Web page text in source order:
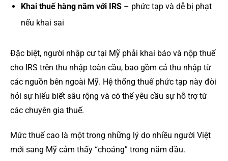
Khai thuế hàng năm với IRS– phức tạp và dễ bị phạt
nếu khai sai
Đặc biệt, người nhập cư tại Mỹ phải khai báo và nộp thuế
cho IRS trên thu nhập toàn cầu, bao gồm cả thu nhập từ
các nguồn bên ngoài Mỹ. Hệ thống thuế phức tạp này đòi
hỏi sự hiểu biết sâu rộng và có thể yêu cầu sự hỗ trợ từ
các chuyên gia thuế.
Mức thuế cao là một trong những lý do nhiều người Việt
mới sang Mỹ cảm thấy “choáng” trong năm đầu.